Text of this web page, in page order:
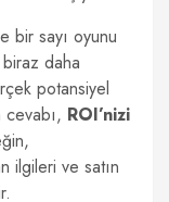
bir sayı oyunu
daha
potansiyel
ROI’nizi
ilgileri ve satın